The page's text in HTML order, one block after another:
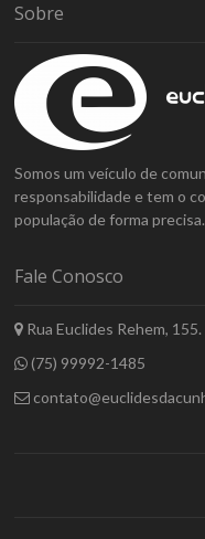
Sobre
Somos um veículo de
responsabilidade e tem o
população de forma precisa.
Fale Conosco
Rua Euclides Rehem,
(75) 99992-1485